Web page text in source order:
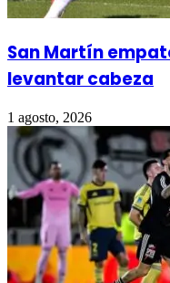
San Martín
levantar cabeza
1 agosto, 2026